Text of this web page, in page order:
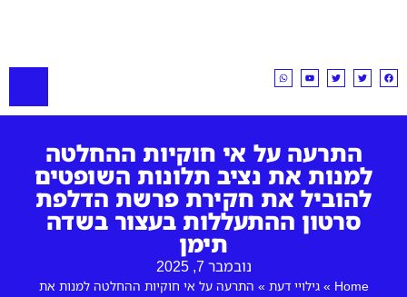
התרעה על אי חוקיות ההחלטה
למנות את נציב תלונות השופטים
להוביל את חקירת פרשת הדלפת
סרטון ההתעללות בעצור בשדה
תימן
נובמבר 7, 2025
Home
»גילויי דעת » התרעה על אי חוקיות ההחלטה למנות את